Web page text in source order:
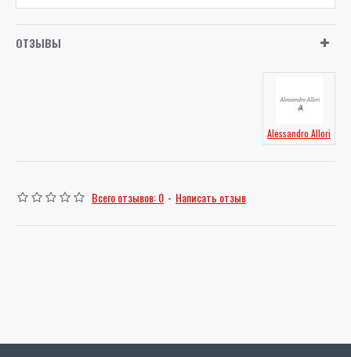
ОТЗЫВЫ
Alessandro Allori
Всего отзывов: 0 - Написать отзыв